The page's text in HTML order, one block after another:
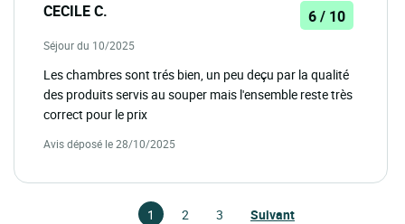
CECILE C. 6 / 10
Séjour du 10/2025
Les chambres sont trés bien, un peu deçu par la qualité
des produits servis au souper mais l'ensemble reste très
correct pour le prix
Avis déposé le 28/10/2025
1 2 3 Suivant